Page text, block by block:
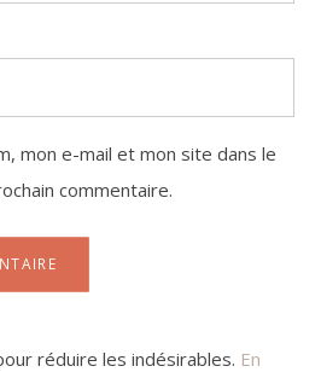
mon e-mail et mon site dans le
commentaire.
réduire les indésirables. En